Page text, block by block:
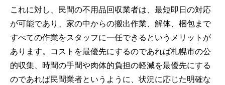
これに対し、民間の不用品回収業者は、最短即日の対応
が可能であり、家の中からの搬出作業、解体、梱包まで
すべての作業をスタッフに一任できるというメリットが
あります。コストを最優先にするのであれば札幌市の公
的収集、時間の手間や肉体的負担の軽減を最優先にする
のであれば民間業者というように、状況に応じた明確な